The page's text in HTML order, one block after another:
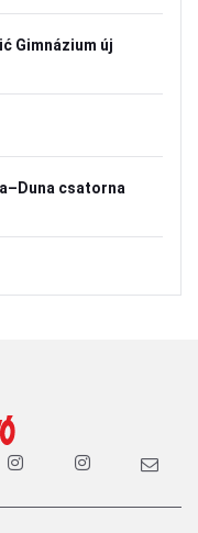
Gimnázium új
csatorna